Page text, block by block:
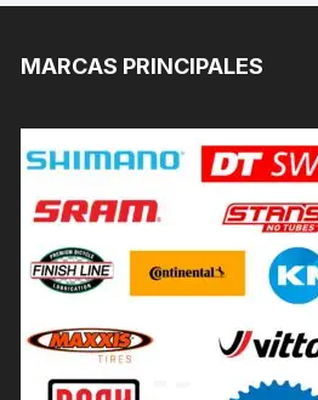
MARCAS PRINCIPALES